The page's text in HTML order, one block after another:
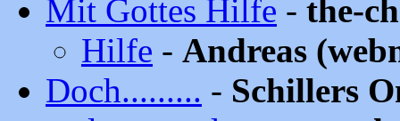
Mit Gottes Hilfe - the-
Hilfe - Andreas
Doch......... - Schillers